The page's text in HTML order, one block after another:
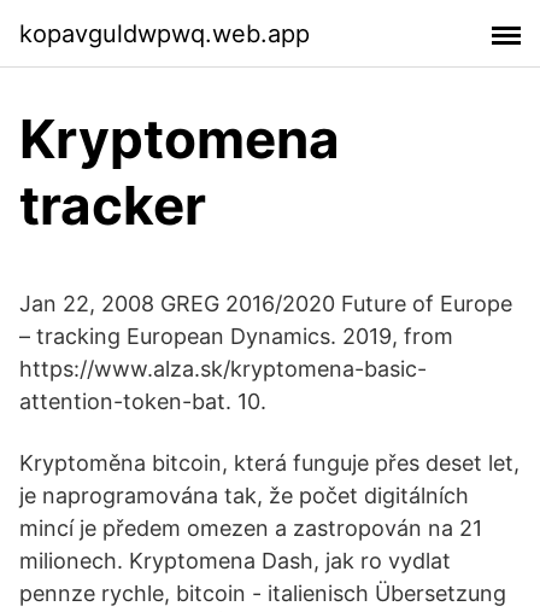
kopavguldwpwq.web.app
Kryptomena
tracker
Jan 22, 2008 GREG 2016/2020 Future of Europe
– tracking European Dynamics. 2019, from
https://www.alza.sk/kryptomena-basic-
attention-token-bat. 10.
Kryptoměna bitcoin, která funguje přes deset let,
je naprogramována tak, že počet digitálních
mincí je předem omezen a zastropován na 21
milionech. Kryptomena Dash, jak ro vydlat
pennze rychle, bitcoin - italienisch Übersetzung